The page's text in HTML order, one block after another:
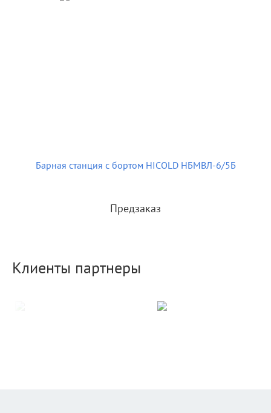
Барная станция с бортом HICOLD НБМВЛ-6/5Б
Предзаказ
Клиенты партнеры